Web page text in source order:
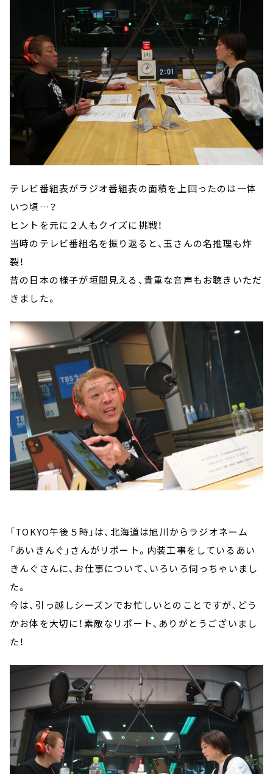
テレビ番組表がラジオ番組表の面積を上回ったのは一体
いつ頃…？
ヒントを元に２人もクイズに挑戦！
当時のテレビ番組名を振り返ると、玉さんの名推理も炸
裂！
昔の日本の様子が垣間見える、貴重な音声もお聴きいただ
きました。
「TOKYO午後５時」は、北海道は旭川からラジオネーム
「あいきんぐ」さんがリポート。内装工事をしているあい
きんぐさんに、お仕事について、いろいろ伺っちゃいまし
た。
今は、引っ越しシーズンでお忙しいとのことですが、どう
かお体を大切に！素敵なリポート、ありがとうございまし
た！